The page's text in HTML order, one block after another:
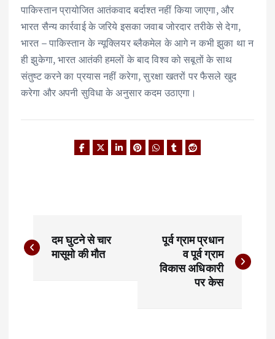
पाकिस्तान प्रायोजित आतंकवाद बर्दाश्त नहीं किया जाएगा, और
भारत सैन्य कार्रवाई के जरिये इसका जवाब जोरदार तरीके से देगा,
भारत – पाकिस्तान के न्यूक्लियर ब्लैकमेल के आगे न‌ कभी झुका था न‌
ही झुकेगा, भारत आतंकी हमलों के बाद विश्व को सबूतों के साथ
संतुष्ट करने का प्रयास नहीं करेगा, सुरक्षा खतरों पर फैसले खुद
करेगा और अपनी सुविधा के अनुसार कदम उठाएगा।
o
दम घुटने से चार
मासूमो की मौत
पूर्व ग्राम प्रधान
व पूर्व ग्राम
विकास अधिकारी
पर केस